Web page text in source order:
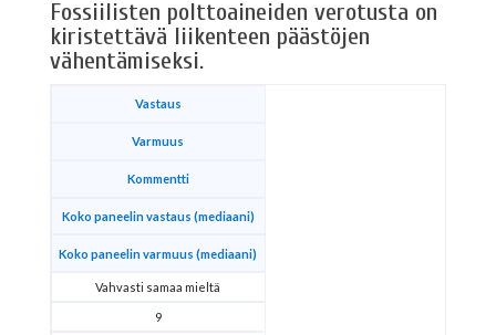
Fossiilisten polttoaineiden verotusta on
kiristettävä liikenteen päästöjen
vähentämiseksi.
Vastaus
Varmuus
Kommentti
Koko paneelin vastaus (mediaani)
Koko paneelin varmuus (mediaani)
Vahvasti samaa mieltä
9